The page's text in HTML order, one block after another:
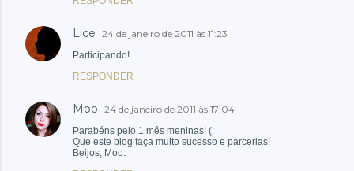
Lice 24 de janeiro de 2011 às 11:23
Participando!
RESPONDER
Moo 24 de janeiro de 2011 às 17:04
Parabéns pelo 1 mês meninas! (:
Que este blog faça muito sucesso e parcerias!
Beijos, Moo.